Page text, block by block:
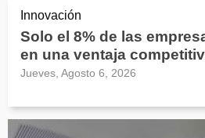
Innovación
Solo el 8% de las
en una ventaja
Jueves, Agosto 6, 2026